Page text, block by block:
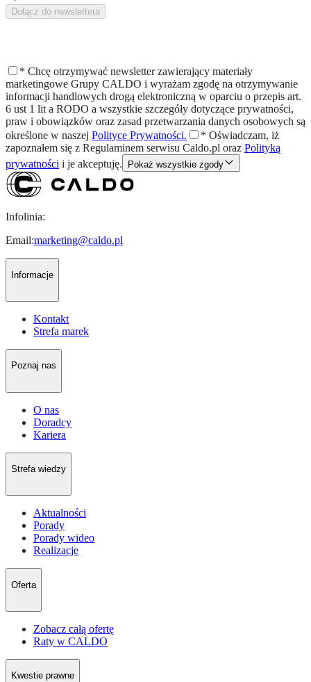
Dołącz do newslettera
* Chcę otrzymywać newsletter zawierający materiały
marketingowe Grupy CALDO i wyrażam zgodę na otrzymywanie
informacji handlowych drogą elektroniczną w oparciu o przepis art.
6 ust 1 lit a RODO a wszystkie szczegóły dotyczące prywatności,
praw i obowiązków oraz zasad przetwarzania danych osobowych są
określone w naszej Polityce Prywatności. * Oświadczam, iż
zapoznałem się z Regulaminem serwisu Caldo.pl oraz Polityką
prywatności i je akceptuję. Pokaż wszystkie zgody
Infolinia:
Email:marketing@caldo.pl
Informacje
Kontakt
Strefa marek
Poznaj nas
O nas
Doradcy
Kariera
Strefa wiedzy
Aktualności
Porady
Porady wideo
Realizacje
Oferta
Zobacz całą ofertę
Raty w CALDO
Kwestie prawne